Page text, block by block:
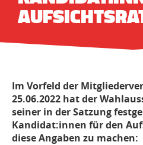
Im Vorfeld der
25.06.2022 hat der
seiner in der Satzung
Kandidat:innen für den
diese Angaben zu machen: